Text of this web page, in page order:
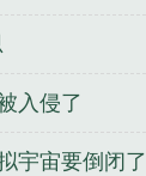
入侵了
宇宙要倒闭了